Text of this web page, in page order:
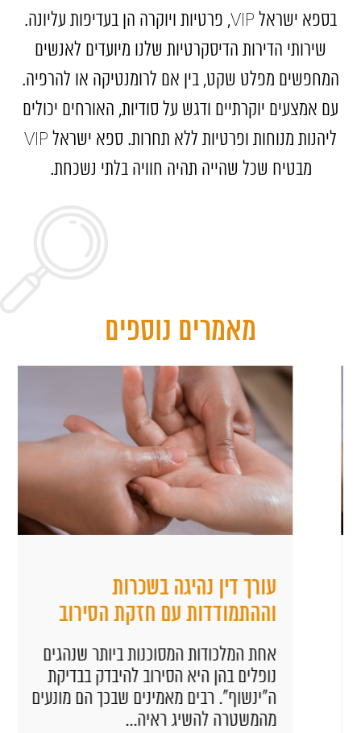
בספא ישראל VIP, פרטיות ויוקרה הן בעדיפות עליונה.
שירותי הדירות הדיסקרטיות שלנו מיועדים לאנשים
המחפשים מפלט שקט, בין אם לרומנטיקה או להרפיה.
עם אמצעים יוקרתיים ודגש על סודיות, האורחים יכולים
ליהנות מנוחות ופרטיות ללא תחרות. ספא ישראל VIP
מבטיח שכל שהייה תהיה חוויה בלתי נשכחת.
מאמרים נוספים
עורך דין נהיגה בשכרות
וההתמודדות עם חזקת הסירוב
אחת המלכודות המסוכנות ביותר שנהגים
נופלים בהן היא הסירוב להיבדק בבדיקת
ה"ינשוף". רבים מאמינים שבכך הם מונעים
מהמשטרה להשיג ראיה...